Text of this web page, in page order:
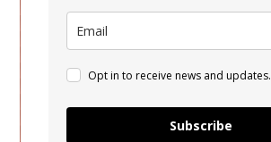
Opt in to receive news and updates.
Subscribe